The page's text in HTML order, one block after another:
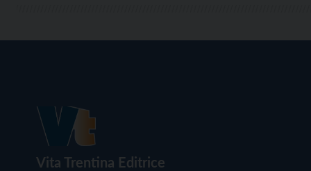
Vita Trentina Editrice